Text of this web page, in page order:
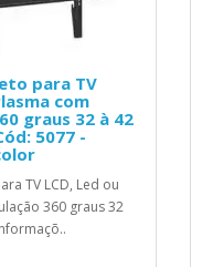
para TV
com
graus 32 à 42
5077 -
TV LCD, Led ou
360 graus 32